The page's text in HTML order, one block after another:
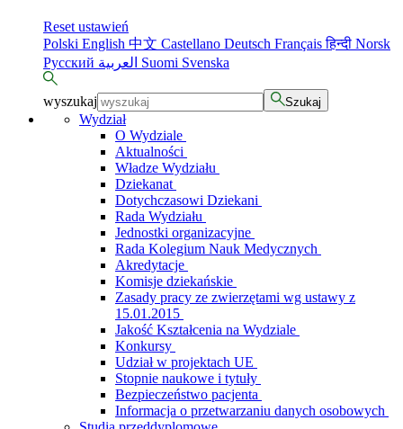
Reset ustawień
Polski English 中文 Castellano Deutsch Françaisहिन्दी Norsk
Русский
Suomi Svenska
wyszukaj Szukaj
Wydział
O Wydziale
Aktualności
Władze Wydziału
Dziekanat
Dotychczasowi Dziekani
Rada Wydziału
Jednostki organizacyjne
Rada Kolegium Nauk Medycznych
Akredytacje
Komisje dziekańskie
Zasady pracy ze zwierzętami wg ustawy z
15.01.2015
Jakość Kształcenia na Wydziale
Konkursy
Udział w projektach UE
Stopnie naukowe i tytuły
Bezpieczeństwo pacjenta
Informacja o przetwarzaniu danych osobowych